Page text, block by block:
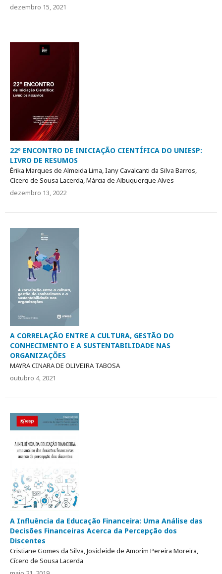
dezembro 15, 2021
22º ENCONTRO DE INICIAÇÃO CIENTÍFICA DO UNIESP:
LIVRO DE RESUMOS
Érika Marques de Almeida Lima, Iany Cavalcanti da Silva Barros,
Cícero de Sousa Lacerda, Márcia de Albuquerque Alves
dezembro 13, 2022
A CORRELAÇÃO ENTRE A CULTURA, GESTÃO DO
CONHECIMENTO E A SUSTENTABILIDADE NAS
ORGANIZAÇÕES
MAYRA CINARA DE OLIVEIRA TABOSA
outubro 4, 2021
A Influência da Educação Financeira: Uma Análise das
Decisões Financeiras Acerca da Percepção dos
Discentes
Cristiane Gomes da Silva, Josicleide de Amorim Pereira Moreira,
Cícero de Sousa Lacerda